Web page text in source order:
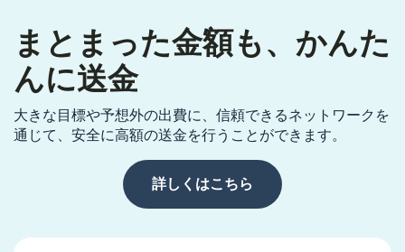
まとまった金額も、かんた
んに送金
大きな目標や予想外の出費に、信頼できるネットワークを
通じて、安全に高額の送金を行うことができます。
詳しくはこちら